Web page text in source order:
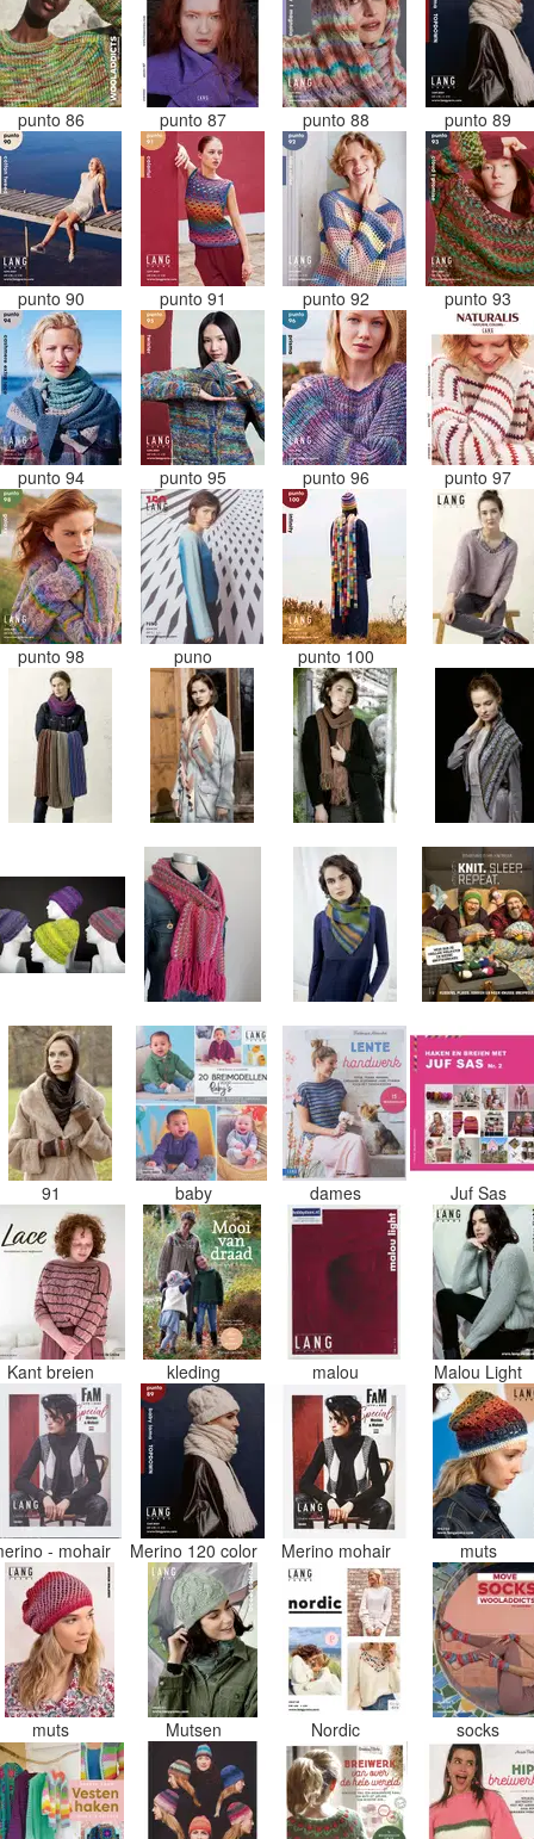
punto 86 punto 87 punto 88 punto 89
punto 90 punto 91 punto 92 punto 93
punto 94 punto 95 punto 96 punto 97
punto 98 puno punto 100
91 baby dames Juf Sas
Kant breien kleding malou Malou Light
- mohair Merino 120 color Merino mohair muts
muts Mutsen Nordic socks